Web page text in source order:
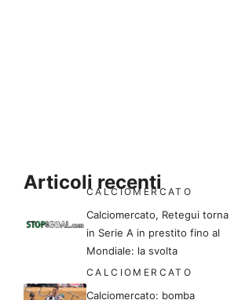
Articoli recenti
CALCIOMERCATO
Calciomercato, Retegui torna
in Serie A in prestito fino al
Mondiale: la svolta
CALCIOMERCATO
Calciomercato: bomba